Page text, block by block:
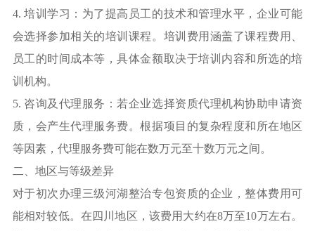
4. 培训学习：为了提高员工的技术和管理水平，企业可能
会选择参加相关的培训课程。培训费用涵盖了课程费用、
员工的时间成本等，具体金额取决于培训内容和所选的培
训机构。
5. 咨询及代理服务：若企业选择资质代理机构协助申请资
质，会产生代理服务费。根据项目的复杂程度和所在地区
等因素，代理服务费可能在数万元至十数万元之间。
二、地区与等级差异
对于初次办理三级河湖整治专包资质的企业，整体费用可
能相对较低。在四川地区，该费用大约在8万至10万左右。